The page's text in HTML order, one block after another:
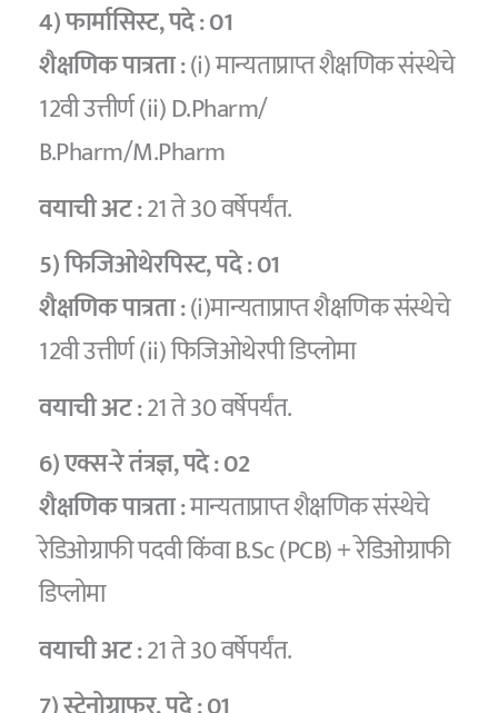
4) फार्मासिस्ट, पदे :01
शैक्षणिक पात्रता :(i) मान्यताप्राप्त शैक्षणिक संस्थेचे
12वी उत्तीर्ण (ii) D.Pharm/
B.Pharm/M.Pharm
वयाची अट :21 ते 30 वर्षेपर्यंत.
5) फिजिओथेरपिस्ट, पदे :01
शैक्षणिक पात्रता :(i)मान्यताप्राप्त शैक्षणिक संस्थेचे
12वी उत्तीर्ण (ii) फिजिओथेरपी डिप्लोमा
वयाची अट :21 ते 30 वर्षेपर्यंत.
6) एक्स-रे तंत्रज्ञ, पदे :02
शैक्षणिक पात्रता :मान्यताप्राप्त शैक्षणिक संस्थेचे
रेडिओग्राफी पदवी किंवा B.Sc (PCB) + रेडिओग्राफी
डिप्लोमा
वयाची अट :21 ते 30 वर्षेपर्यंत.